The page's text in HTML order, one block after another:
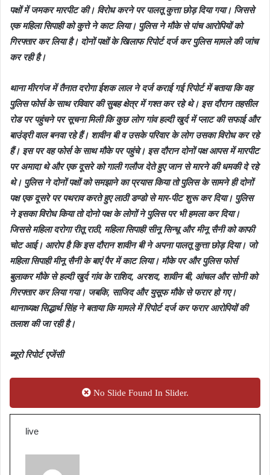
पक्षों में जमकर मारपीट की। विरोध करने पर पालतू कुत्ता छोड़ दिया गया। जिससे
एक महिला सिपाही को कुत्ते ने काट लिया। पुलिस ने मौके से पांच आरोपियों को
गिरफ्तार कर लिया है। दोनों पक्षों के खिलाफ रिपोर्ट दर्ज कर पुलिस मामले की जांच
कर रही है।
थाना मीरगंज में तैनात दरोगा ईशक लाल ने दर्ज कराई गई रिपोर्ट में बताया कि वह
पुलिस फोर्स के साथ रविवार की सुबह क्षेत्र में गश्त कर रहे थे। इस दौरान तहसील
रोड पर पहुंचने पर सूचना मिली कि कुछ लोग गांव हल्दी खुर्द में प्लाट की सफाई और
बाउंड्री वाल बनवा रहे हैं। शावीन बी व उसके परिवार के लोग उसका विरोध कर रहे
हैं। इस पर वह फोर्स के साथ मौके पर पहुंचे। इस दौरान दोनों पक्ष आपस में मारपीट
पर अमादा थे और एक दूसरे को गाली गलौज देते हुए जान से मारने की धमकी दे रहे
थे। पुलिस ने दोनों पक्षों को समझाने का प्रयास किया तो पुलिस के सामने ही दोनों
पक्ष एक दूसरे पर पथराव करते हुए लाठी डण्डो से मार-पीट शुरू कर दिया। पुलिस
ने इसका विरोध किया तो दोनो पक्ष के लोगों ने पुलिस पर भी हमला कर दिया।
जिससे महिला दरोगा रीतू राठी, महिला सिपाही सीनू सिन्धू और मीनू सैनी को काफी
चोट आई। आरोप है कि इस दौरान शावीन बी ने अपना पालतू कुत्ता छोड़ दिया। जो
महिला सिपाही मीनू सैनी के बाएं पैर में काट लिया। मौके पर और पुलिस फोर्स
बुलाकर मौके से हल्दी खुर्द गांव के राशिद, अरशद, शावीन बी, आंचल और सोनी को
गिरफ्तार कर लिया गया। जबकि, साजिद और युसूफ मौके से फरार हो गए।
थानाध्यक्ष सिद्धार्थ सिंह ने बताया कि मामले में रिपोर्ट दर्ज कर फरार आरोपियों की
तलाश की जा रही है।
ब्यूरो रिपोर्ट एजेंसी
No Slide Found In Slider.
live